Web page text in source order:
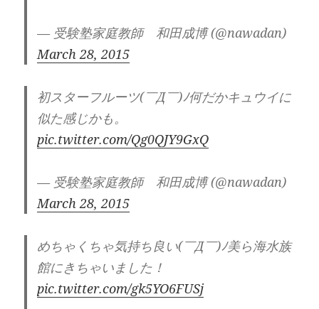
— 受験塾家庭教師 和田成博 (@nawadan)
March 28, 2015
初スターフルーツ(￣Д￣)ﾉ何だかキュウイに
似た感じかも。
pic.twitter.com/Qg0QJY9GxQ
— 受験塾家庭教師 和田成博 (@nawadan)
March 28, 2015
めちゃくちゃ気持ち良い(￣Д￣)ﾉ美ら海水族
館にきちゃいました！
pic.twitter.com/gk5YO6FUSj